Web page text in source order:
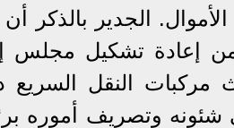
الجدير بالذكر أن
رقم (1968) لسنة 2021قد تضمن إعادة تشكيل
مركبات النقل السريع
شئونه وتصريف أموره